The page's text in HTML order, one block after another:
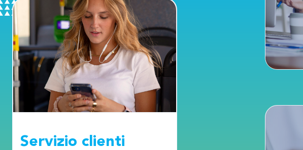
Servizio clienti